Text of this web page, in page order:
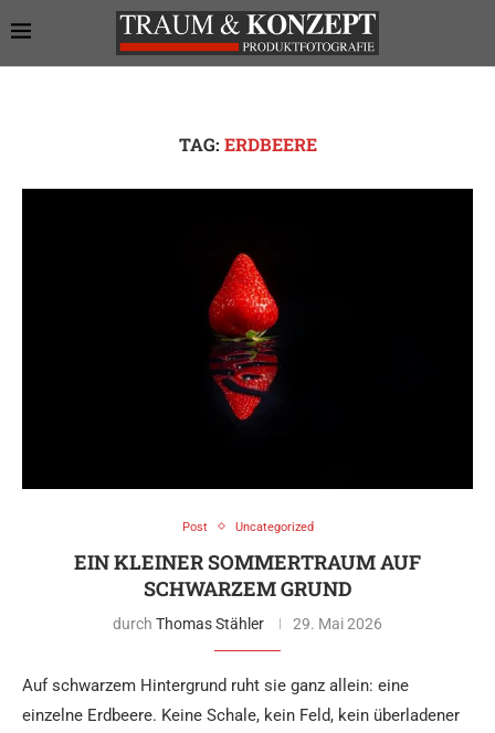
TAG: ERDBEERE
Post Uncategorized
EIN KLEINER SOMMERTRAUM AUF
SCHWARZEM GRUND
durch Thomas Stähler 29. Mai 2026
Auf schwarzem Hintergrund ruht sie ganz allein: eine
einzelne Erdbeere. Keine Schale, kein Feld, kein überladener